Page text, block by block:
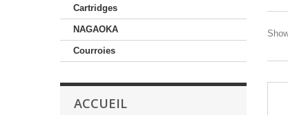
Cartridges
NAGAOKA
Courroies
ACCUEIL